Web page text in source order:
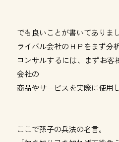
でも良いことが書いてありまし
ライバル会社のＨＰをまず分
コンサルするには、まずお
会社の
商品やサービスを実際に使用
ここで孫子の兵法の名言。